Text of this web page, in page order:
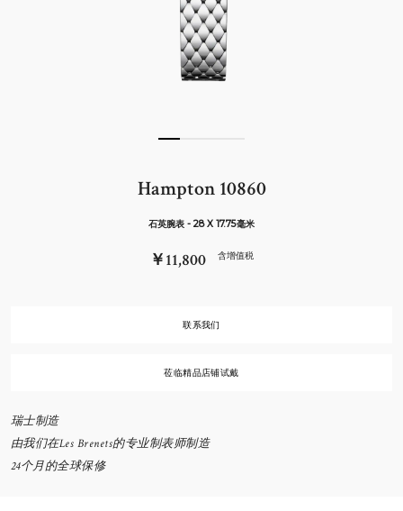
Hampton 10860
石英腕表 - 28 X 17.75毫米
￥11,800 含增值税
联系我们
莅临精品店铺试戴
瑞士制造
由我们在Les Brenets的专业制表师制造
24个月的全球保修